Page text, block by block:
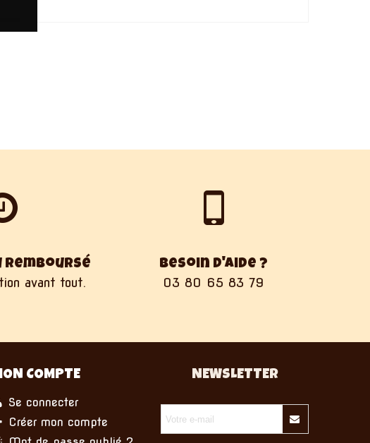
remboursé
avant tout.
Besoin d'aide ?
03 80 65 83 79
COMPTE
Se connecter
Créer mon compte
NEWSLETTER